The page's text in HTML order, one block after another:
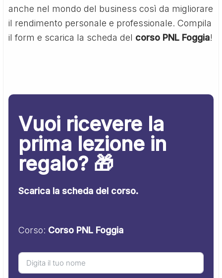
anche nel mondo del business così da migliorare
il rendimento personale e professionale. Compila
il form e scarica la scheda del corso PNL Foggia!
Vuoi ricevere la
prima lezione in
regalo? 🎁
Scarica la scheda del corso.
Corso: Corso PNL Foggia